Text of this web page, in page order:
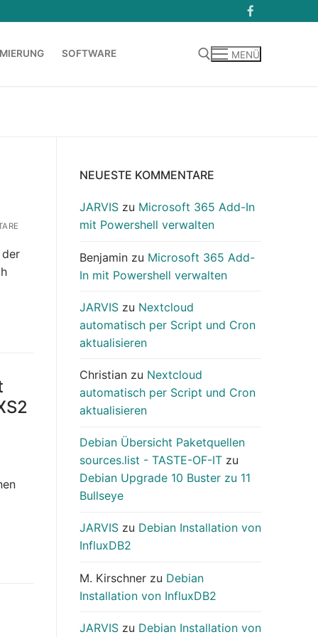
SOFTWARE MENÜ
NEUESTE KOMMENTARE
JARVIS zu Microsoft 365 Add-In
mit Powershell verwalten
Benjamin zu Microsoft 365 Add-
In mit Powershell verwalten
JARVIS zu Nextcloud
automatisch per Script und Cron
aktualisieren
Christian zu Nextcloud
automatisch per Script und Cron
aktualisieren
Debian Übersicht Paketquellen
sources.list - TASTE-OF-IT zu
Debian Upgrade 10 Buster zu 11
Bullseye
JARVIS zu Debian Installation von
InfluxDB2
M. Kirschner zu Debian
Installation von InfluxDB2
JARVIS zu Debian Installation von